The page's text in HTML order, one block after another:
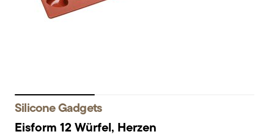
Silicone Gadgets
Eisform 12 Würfel, Herzen